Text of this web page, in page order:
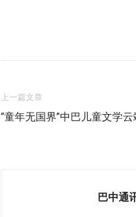
上一篇文章
“童年无国界”中巴儿童文学
巴中通